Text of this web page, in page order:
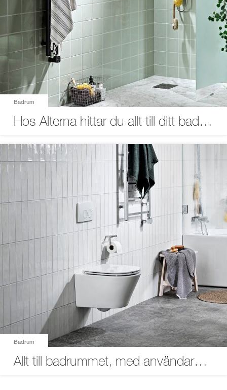
Badrum
Hos Alterna hittar du allt till ditt badrum
Badrum
Allt till badrummet, med användaren i fokus